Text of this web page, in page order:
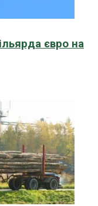
євро на